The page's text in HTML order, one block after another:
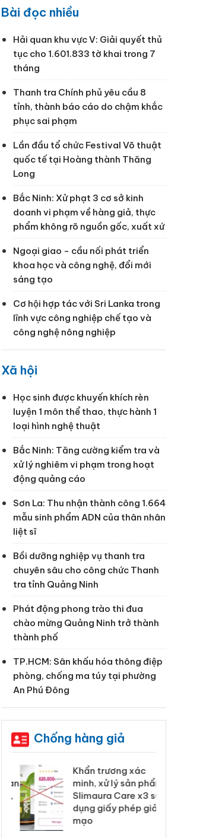
Bài đọc nhiều
Hải quan khu vực V: Giải quyết thủ
tục cho 1.601.833 tờ khai trong 7
tháng
Thanh tra Chính phủ yêu cầu 8
tỉnh, thành báo cáo do chậm khắc
phục sai phạm
Lần đầu tổ chức Festival Võ thuật
quốc tế tại Hoàng thành Thăng
Long
Bắc Ninh: Xử phạt 3 cơ sở kinh
doanh vi phạm về hàng giả, thực
phẩm không rõ nguồn gốc, xuất xứ
Ngoại giao - cầu nối phát triển
khoa học và công nghệ, đổi mới
sáng tạo
Cơ hội hợp tác với Sri Lanka trong
lĩnh vực công nghiệp chế tạo và
công nghệ nông nghiệp
Xã hội
Học sinh được khuyến khích rèn
luyện 1 môn thể thao, thực hành 1
loại hình nghệ thuật
Bắc Ninh: Tăng cường kiểm tra và
xử lý nghiêm vi phạm trong hoạt
động quảng cáo
Sơn La: Thu nhận thành công 1.664
mẫu sinh phẩm ADN của thân nhân
liệt sĩ
Bồi dưỡng nghiệp vụ thanh tra
chuyên sâu cho công chức Thanh
tra tỉnh Quảng Ninh
Phát động phong trào thi đua
chào mừng Quảng Ninh trở thành
thành phố
TP.HCM: Sân khấu hóa thông điệp
phòng, chống ma túy tại phường
An Phú Đông
Chống hàng giả
Khẩn trương xác
minh, xử lý sản phẩm
Slimaura Care x3 sử
dụng giấy phép giả
mạo